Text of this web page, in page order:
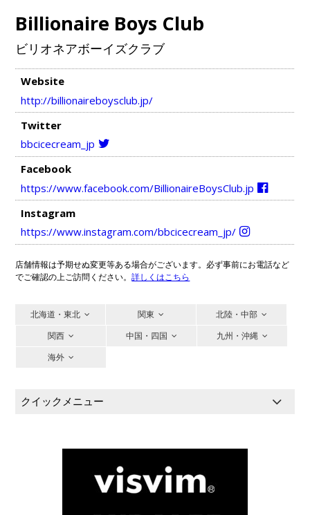
Billionaire Boys Club
ビリオネアボーイズクラブ
Website
http://billionaireboysclub.jp/
Twitter
bbcicecream_jp
Facebook
https://www.facebook.com/BillionaireBoysClub.jp
Instagram
https://www.instagram.com/bbcicecream_jp/
店舗情報は予期せぬ変更等ある場合がございます。必ず事前にお電話など
でご確認の上ご訪問ください。詳しくはこちら
北海道・東北 関東
北陸・中部
関西
中国・四国
九州・沖縄
海外
クイックメニュー